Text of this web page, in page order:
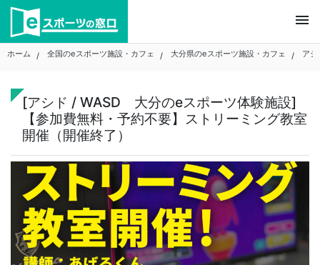
Skip
content
menu
ホーム 全国のeスポーツ施設・カフェ 大分県のeスポーツ施設・カフェ ア
[アシド / WASD 大分のeスポーツ体験施設]
【参加費無料・予約不要】ストリーミング教室
開催（開催終了）